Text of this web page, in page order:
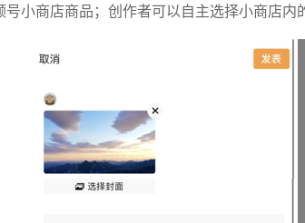
号小商店商品；创作者可以自主选择小商店内